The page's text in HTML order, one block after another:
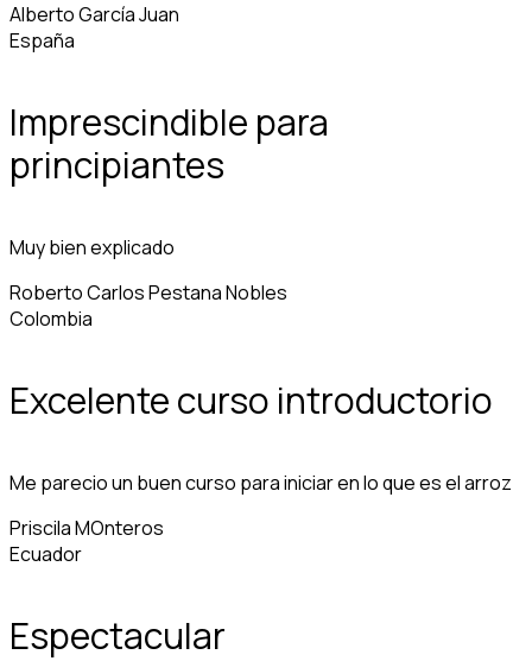
Alberto García Juan
España
Imprescindible para
principiantes
Muy bien explicado
Roberto Carlos Pestana Nobles
Colombia
Excelente curso introductorio
Me parecio un buen curso para iniciar en lo que es el arroz
Priscila MOnteros
Ecuador
Espectacular